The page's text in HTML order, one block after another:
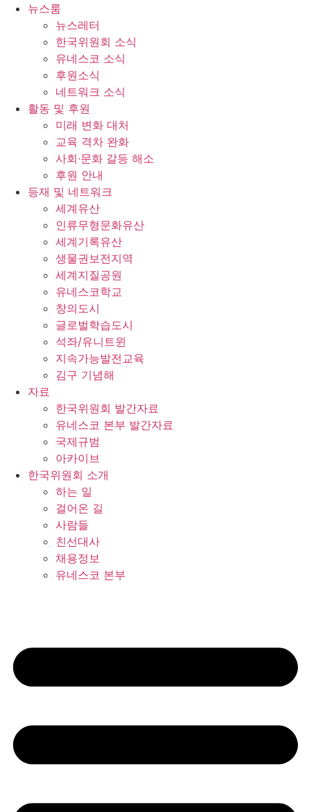
뉴스룸
뉴스레터
한국위원회 소식
유네스코 소식
후원소식
네트워크 소식
활동 및 후원
미래 변화 대처
교육 격차 완화
사회∙문화 갈등 해소
후원 안내
등재 및 네트워크
세계유산
인류무형문화유산
세계기록유산
생물권보전지역
세계지질공원
유네스코학교
창의도시
글로벌학습도시
석좌/유니트윈
지속가능발전교육
김구 기념해
자료
한국위원회 발간자료
유네스코 본부 발간자료
국제규범
아카이브
한국위원회 소개
하는 일
걸어온 길
사람들
친선대사
채용정보
유네스코 본부